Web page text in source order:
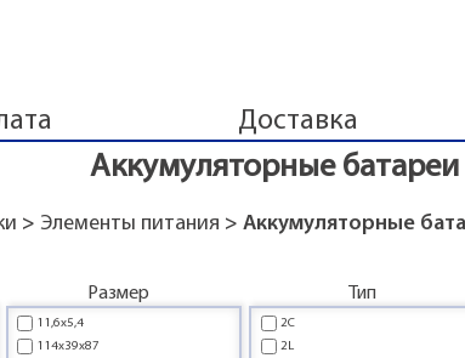
Доставка
Аккумуляторные батареи
> Элементы питания > Аккумуляторные
Размер
11,6x5,4
114x39x87
Тип
2C
2L